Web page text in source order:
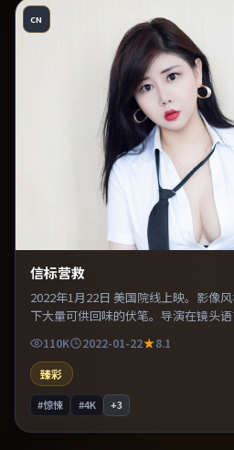
CN
信标营救
2022年1月22日 美国院线上映。影像
下大量可供回味的伏笔。导演在镜头
写交替强化压迫感。适合喜欢现实主
足。
110K 2022-01-22
8.1
臻彩
#惊悚 #4K +3